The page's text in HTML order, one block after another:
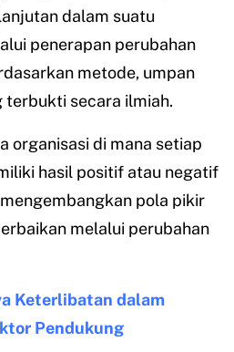
dalam suatu
penerapan perubahan
metode, umpan
terbukti secara ilmiah.
organisasi di mana setiap
hasil positif atau negatif
pola pikir
melalui perubahan
Keterlibatan dalam
Pendukung